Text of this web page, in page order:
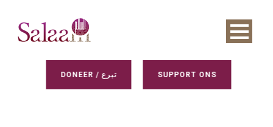
DONEER / تبرع SUPPORT ONS